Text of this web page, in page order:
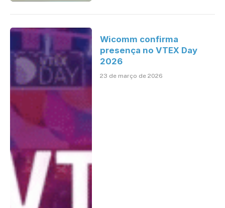
Wicomm confirma
presença no VTEX Day
2026
23 de março de 2026